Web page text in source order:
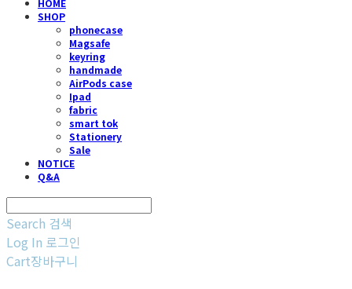
SHOP
phonecase
Magsafe
keyring
handmade
AirPods case
Ipad
fabric
smart tok
Stationery
Sale
NOTICE
Q&A
Search 검색
Log In 로그인
Cart장바구니